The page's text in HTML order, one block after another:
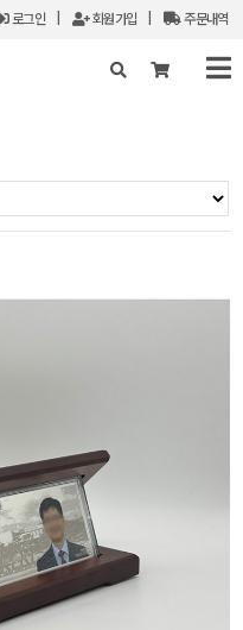
로그인| 회원가입 주문내역